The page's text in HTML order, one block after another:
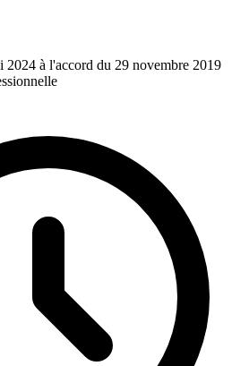
2024 à l'accord du 29 novembre 2019